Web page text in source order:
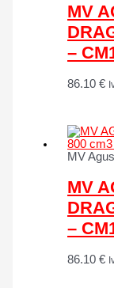
MV
–
86.10€
MV
MV
–
86.10€